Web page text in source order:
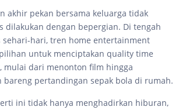
akhir pekan bersama keluarga tidak
dilakukan dengan bepergian. Di tengah
sehari-hari, tren home entertainment
untuk menciptakan quality time
mulai dari menonton film hingga
bareng pertandingan sepak bola di rumah.
ini tidak hanya menghadirkan hiburan,